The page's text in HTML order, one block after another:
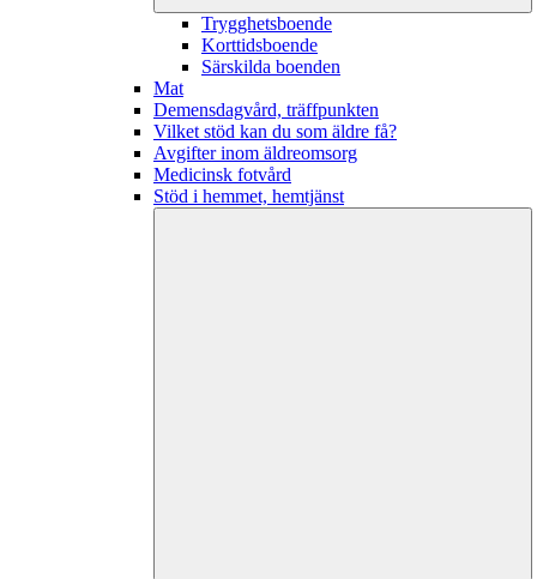
Trygghetsboende
Korttidsboende
Särskilda boenden
Mat
Demensdagvård, träffpunkten
Vilket stöd kan du som äldre få?
Avgifter inom äldreomsorg
Medicinsk fotvård
Stöd i hemmet, hemtjänst